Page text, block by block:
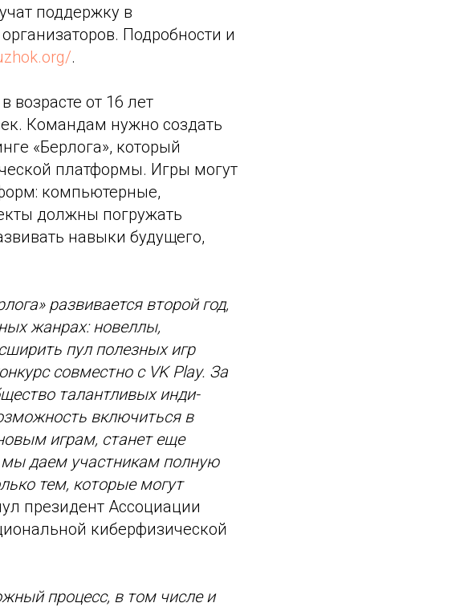
поддержку в
Подробности и
.
возрасте от 16 лет
Командам нужно создать
«Берлога», который
платформы. Игры могут
компьютерные,
должны погружать
навыки будущего,
развивается второй год,
жанрах: новеллы,
пул полезных игр
совместно с VK Play. За
талантливых инди-
включиться в
играм, станет еще
мы даем участникам полную
тем, которые могут
президент Ассоциации
киберфизической
процесс, в том числе и